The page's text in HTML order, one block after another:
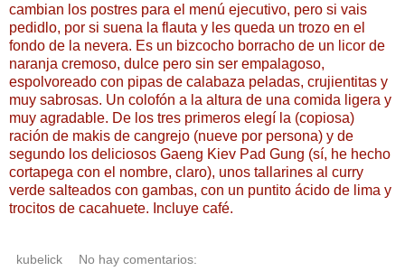
cambian los postres para el menú ejecutivo, pero si vais
pedidlo, por si suena la flauta y les queda un trozo en el
fondo de la nevera. Es un bizcocho borracho de un licor de
naranja cremoso, dulce pero sin ser empalagoso,
espolvoreado con pipas de calabaza peladas, crujientitas y
muy sabrosas. Un colofón a la altura de una comida ligera y
muy agradable. De los tres primeros elegí la (copiosa)
ración de makis de cangrejo (nueve por persona) y de
segundo los deliciosos Gaeng Kiev Pad Gung (sí, he hecho
cortapega con el nombre, claro), unos tallarines al curry
verde salteados con gambas, con un puntito ácido de lima y
trocitos de cacahuete. Incluye café.
kubelick No hay comentarios: